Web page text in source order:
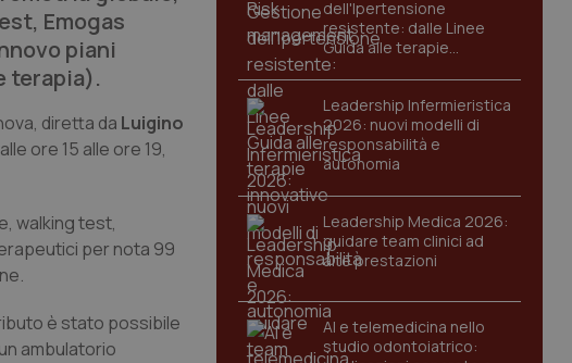
Emogas
piani
terapia).
diretta da Luigino
ore 15 alle ore 19,
walking test,
per nota 99
è stato possibile
ambulatorio
dell'Ipertensione
resistente: dalle Linee
Guida alle terapie
innovative
Leadership Infermieristica
2026: nuovi modelli di
responsabilità e
autonomia
Leadership Medica 2026:
guidare team clinici ad
alte prestazioni
AI e telemedicina nello
studio odontoiatrico: